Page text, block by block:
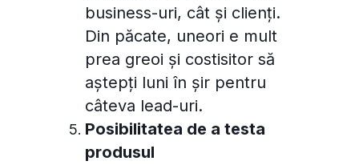
business-uri, cât și clienți.
Din păcate, uneori e mult
prea greoi și costisitor să
aștepți luni în șir pentru
câteva lead-uri.
Posibilitatea de a testa
produsul